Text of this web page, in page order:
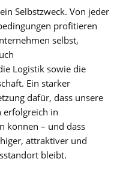
Selbstzweck. Von jeder
profitieren
selbst,
Logistik sowie die
Ein starker
dafür, dass unsere
erfolgreich in
können – und dass
attraktiver und
bleibt.